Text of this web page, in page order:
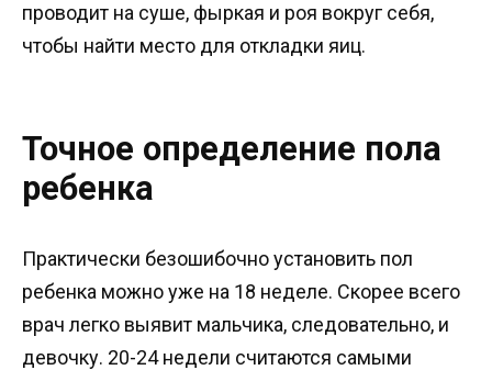
проводит на суше, фыркая и роя вокруг себя,
чтобы найти место для откладки яиц.
Точное определение пола
ребенка
Практически безошибочно установить пол
ребенка можно уже на 18 неделе. Скорее всего
врач легко выявит мальчика, следовательно, и
девочку. 20-24 недели считаются самыми